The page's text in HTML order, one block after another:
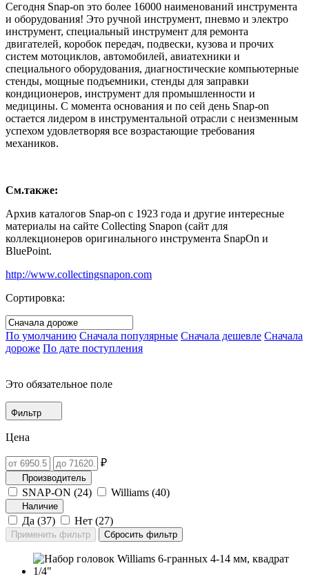
Сегодня Snap-on это более 16000 наименований инструмента
и оборудования! Это ручной инструмент, пневмо и электро
инструмент, специальный инструмент для ремонта
двигателей, коробок передач, подвески, кузова и прочих
систем мотоциклов, автомобилей, авиатехники и
специального оборудования, диагностические компьютерные
стенды, мощные подъемники, стенды для заправки
кондиционеров, инструмент для промышленности и
медицины. С момента основания и по сей день Snap-on
остается лидером в инструментальной отрасли с неизменным
успехом удовлетворяя все возрастающие требования
механиков.
См.также:
Архив каталогов Snap-on с 1923 года и другие интересные
материалы на сайте Collecting Snapon (сайт для
коллекционеров оригинального инструмента SnapOn и
BluePoint.
http://www.collectingsnapon.com
Сортировка:
По умолчанию Сначала популярные Сначала дешевле Сначала
дороже По дате поступления
Это обязательное поле
Фильтр
Цена
₽
Производитель
SNAP-ON (24) Williams (40)
Наличие
Да (37) Нет (27)